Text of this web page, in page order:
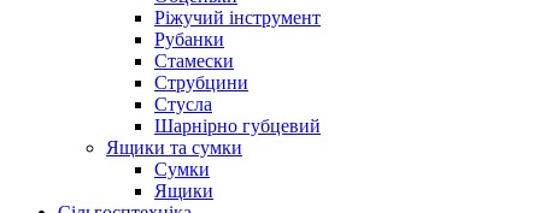
Ріжучий інструмент
Рубанки
Стамески
Струбцини
Стусла
Шарнірно губцевий
Ящики та сумки
Сумки
Ящики